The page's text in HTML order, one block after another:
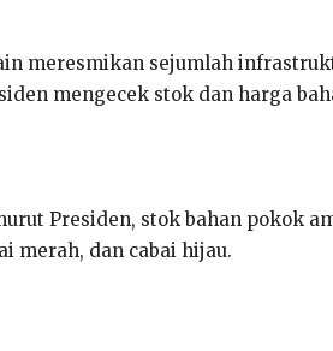
meresmikan sejumlah
mengecek stok dan harga
Presiden, stok bahan pokok
merah, dan cabai hijau.